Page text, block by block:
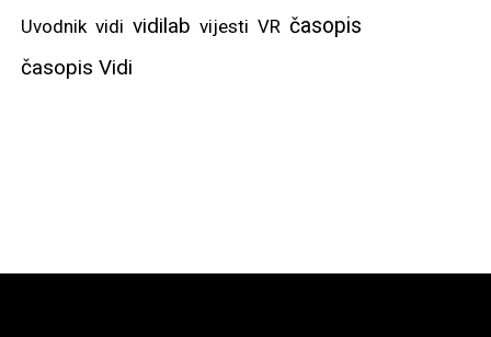
Uvodnik vidi vidilab vijesti VR časopis
časopis Vidi